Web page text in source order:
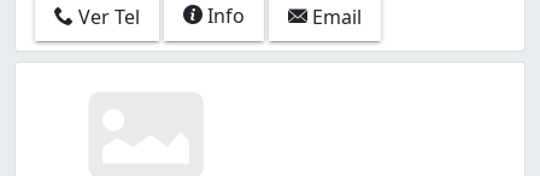
Ver Tel Info Email